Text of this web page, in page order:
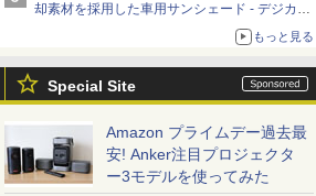
却素材を採用した車用サンシェード - デジカメ
もっと見る
Special Site
Amazon プライムデー過去最
安! Anker注目プロジェクタ
ー3モデルを使ってみた